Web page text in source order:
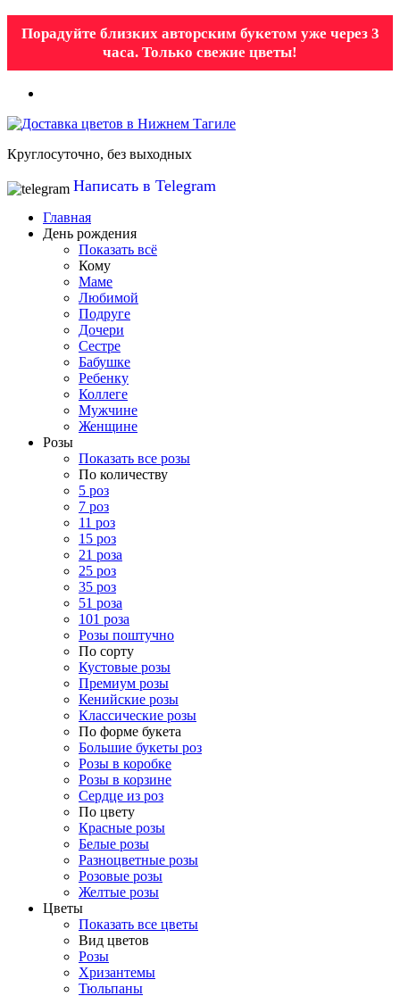
Порадуйте близких авторским букетом уже через 3
часа. Только свежие цветы!
Круглосуточно, без выходных
Написать в Telegram
Главная
День рождения
Показать всё
Кому
Маме
Любимой
Подруге
Дочери
Сестре
Бабушке
Ребенку
Коллеге
Мужчине
Женщине
Розы
Показать все розы
По количеству
5 роз
7 роз
11 роз
15 роз
21 роза
25 роз
35 роз
51 роза
101 роза
Розы поштучно
По сорту
Кустовые розы
Премиум розы
Кенийские розы
Классические розы
По форме букета
Большие букеты роз
Розы в коробке
Розы в корзине
Сердце из роз
По цвету
Красные розы
Белые розы
Разноцветные розы
Розовые розы
Желтые розы
Цветы
Показать все цветы
Вид цветов
Розы
Хризантемы
Тюльпаны